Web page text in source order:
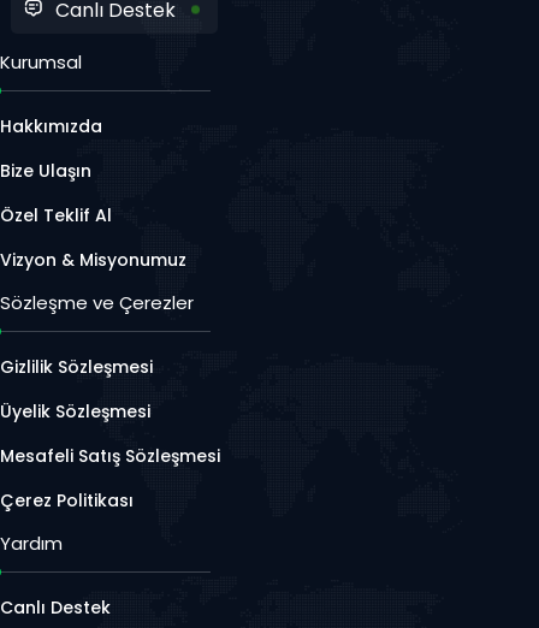
Canlı Destek
Kurumsal
Hakkımızda
Bize Ulaşın
Özel Teklif Al
Vizyon & Misyonumuz
Sözleşme ve Çerezler
Gizlilik Sözleşmesi
Üyelik Sözleşmesi
Mesafeli Satış Sözleşmesi
Çerez Politikası
Yardım
Canlı Destek